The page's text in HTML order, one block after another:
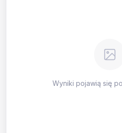
Wyniki pojawią się